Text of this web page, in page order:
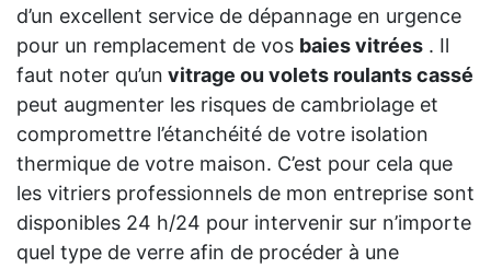
d’un excellent service de dépannage en urgence
pour un remplacement de vos baies vitrées . Il
faut noter qu’un vitrage ou volets roulants cassé
peut augmenter les risques de cambriolage et
compromettre l’étanchéité de votre isolation
thermique de votre maison. C’est pour cela que
les vitriers professionnels de mon entreprise sont
disponibles 24 h/24 pour intervenir sur n’importe
quel type de verre afin de procéder à une